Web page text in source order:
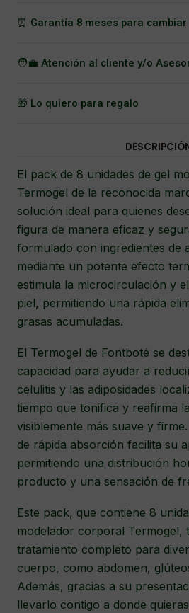
⏰ Garantía 8 meses para
🧑‍💼 Atención al cliente y/o
🎁 Lo quiero para regalo
El pack de 8 unidades de gel
Termogel de la reconocida
solución ideal para quienes
figura de manera eficaz y
formulado con ingredientes de
mediante un potente efecto
estimula la microcirculación y
piel, permitiendo una rápida
grasas acumuladas.
El Termogel de Fontboté se
capacidad para ayudar a
celulitis y las adiposidades
tiempo que tonifica y reafirma
visiblemente más suave y
de rápida absorción facilita su
permitiendo una distribución
producto y una sensación de
Este pack, que contiene 8
modelador corporal Termogel,
tratamiento completo para
cuerpo, como abdomen,
Además, gracias a su
llevarlo contigo a donde